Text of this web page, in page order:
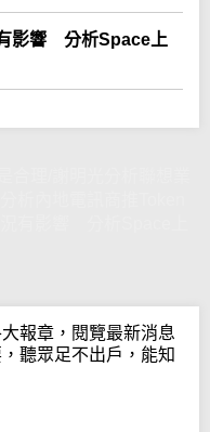
影響 分析Space上
報章，閱覽最新消息
聽眾足不出戶，能知